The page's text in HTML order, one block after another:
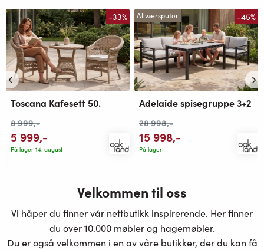
-33%
Toscana Kafesett 50.
8 999,-
5 999,-
På lager 14. august
Allværsputer -45%
Adelaide spisegruppe 3+2
28 998,-
15 998,-
På lager
Velkommen til oss
Vi håper du finner vår nettbutikk inspirerende. Her finner
du over 10.000 møbler og hagemøbler.
Du er også velkommen i en av våre butikker, der du kan få